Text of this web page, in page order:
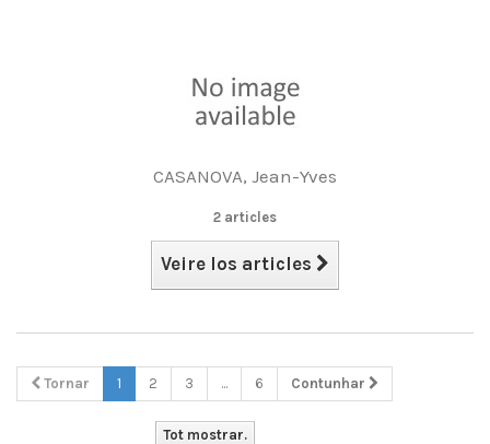
CASANOVA, Jean-Yves
2 articles
Veire los articles
Tornar 1 2 3 ... 6 Contunhar
Tot mostrar.